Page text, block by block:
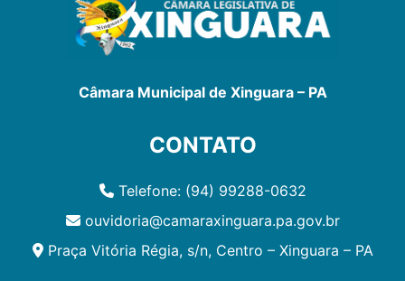
Câmara Municipal de Xinguara – PA
CONTATO
Telefone: (94) 99288-0632
ouvidoria@camaraxinguara.pa.gov.br
Praça Vitória Régia, s/n, Centro – Xinguara – PA